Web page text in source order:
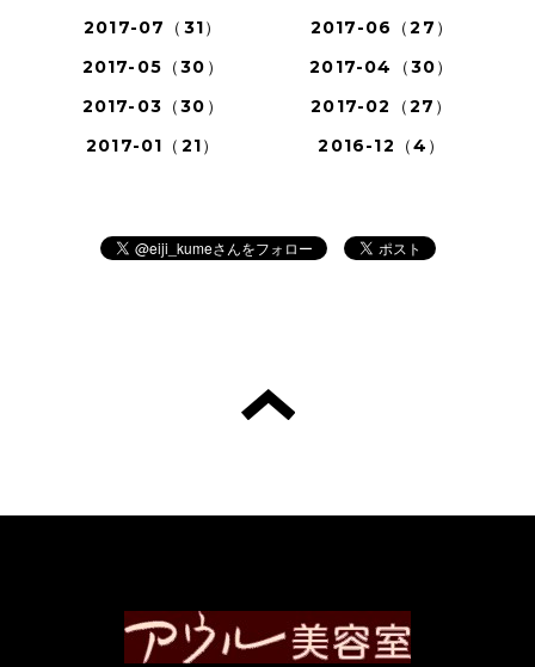
2017-07（31）
2017-06（27）
2017-05（30）
2017-04（30）
2017-03（30）
2017-02（27）
2017-01（21）
2016-12（4）